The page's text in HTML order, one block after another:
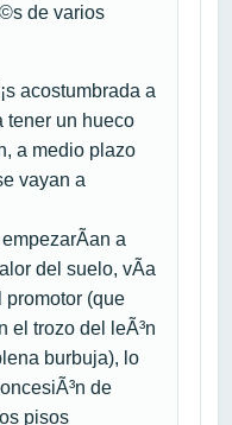
de varios
acostumbrada a
tener un hueco
a medio plazo
vayan a
a
del suelo, vÃ­a
promotor (que
el trozo del leÃ³n
burbuja), lo
de
pisos